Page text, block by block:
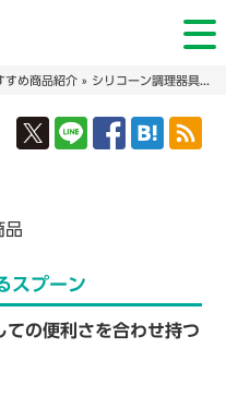
すめ商品紹介» シリコーン調理器具おすすめ商品
品
スプーン
ての便利さを合わせ持つ